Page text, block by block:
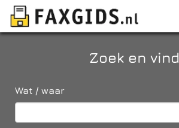
Zoek en vind
Wat / waar